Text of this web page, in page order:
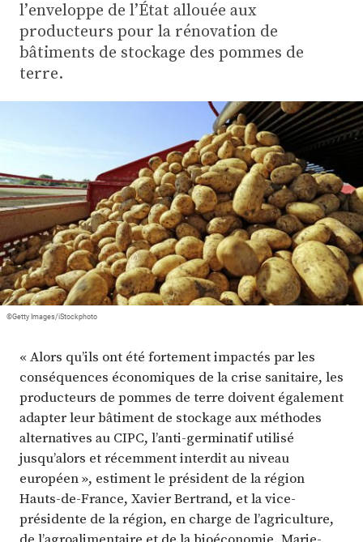
Abonnez-vous
l’enveloppe de l’État allouée aux
producteurs pour la rénovation de
bâtiments de stockage des pommes de
terre.
©Getty Images/iStockphoto
« Alors qu’ils ont été fortement impactés par les
conséquences économiques de la crise sanitaire, les
producteurs de pommes de terre doivent également
adapter leur bâtiment de stockage aux méthodes
alternatives au CIPC, l’anti-germinatif utilisé
jusqu’alors et récemment interdit au niveau
européen », estiment le président de la région
Hauts-de-France, Xavier Bertrand, et la vice-
présidente de la région, en charge de l’agriculture,